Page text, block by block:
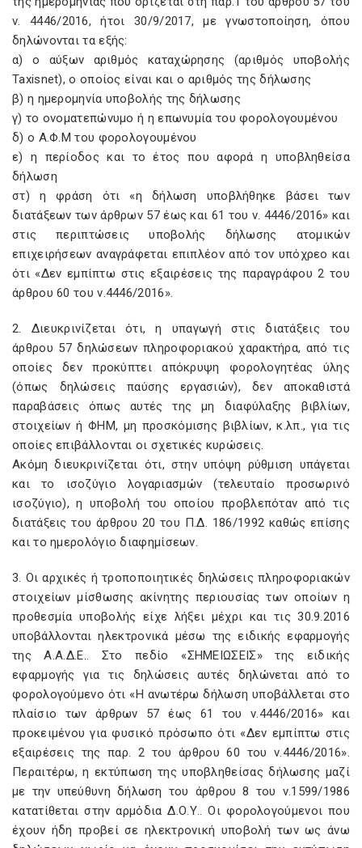
ν. 4446/2016, ήτοι 30/9/2017, με γνωστοποίηση, όπου
δηλώνονται τα εξής:
α) ο αύξων αριθμός καταχώρησης (αριθμός υποβολής
Taxisnet), ο οποίος είναι και ο αριθμός της δήλωσης
β) η ημερομηνία υποβολής της δήλωσης
γ) το ονοματεπώνυμο ή η επωνυμία του φορολογουμένου
δ) ο Α.Φ.Μ του φορολογουμένου
ε) η περίοδος και το έτος που αφορά η υποβληθείσα
δήλωση
στ) η φράση ότι «η δήλωση υποβλήθηκε βάσει των
διατάξεων των άρθρων 57 έως και 61 του ν. 4446/2016» και
στις περιπτώσεις υποβολής δήλωσης ατομικών
επιχειρήσεων αναγράφεται επιπλέον από τον υπόχρεο και
ότι «Δεν εμπίπτω στις εξαιρέσεις της παραγράφου 2 του
άρθρου 60 του ν.4446/2016».
2. Διευκρινίζεται ότι, η υπαγωγή στις διατάξεις του
άρθρου 57 δηλώσεων πληροφοριακού χαρακτήρα, από τις
οποίες δεν προκύπτει απόκρυψη φορολογητέας ύλης
(όπως δηλώσεις παύσης εργασιών), δεν αποκαθιστά
παραβάσεις όπως αυτές της μη διαφύλαξης βιβλίων,
στοιχείων ή ΦΗΜ, μη προσκόμισης βιβλίων, κ.λπ., για τις
οποίες επιβάλλονται οι σχετικές κυρώσεις.
Ακόμη διευκρινίζεται ότι, στην υπόψη ρύθμιση υπάγεται
και το ισοζύγιο λογαριασμών (τελευταίο προσωρινό
ισοζύγιο), η υποβολή του οποίου προβλεπόταν από τις
διατάξεις του άρθρου 20 του Π.Δ. 186/1992 καθώς επίσης
και το ημερολόγιο διαφημίσεων.
3. Οι αρχικές ή τροποποιητικές δηλώσεις πληροφοριακών
στοιχείων μίσθωσης ακίνητης περιουσίας των οποίων η
προθεσμία υποβολής είχε λήξει μέχρι και τις 30.9.2016
υποβάλλονται ηλεκτρονικά μέσω της ειδικής εφαρμογής
της Α.Α.Δ.Ε.. Στο πεδίο «ΣΗΜΕΙΩΣΕΙΣ» της ειδικής
εφαρμογής για τις δηλώσεις αυτές δηλώνεται από το
φορολογούμενο ότι «Η ανωτέρω δήλωση υποβάλλεται στο
πλαίσιο των άρθρων 57 έως 61 του ν.4446/2016» και
προκειμένου για φυσικό πρόσωπο ότι «Δεν εμπίπτω στις
εξαιρέσεις της παρ. 2 του άρθρου 60 του ν.4446/2016».
Περαιτέρω, η εκτύπωση της υποβληθείσας δήλωσης μαζί
με την υπεύθυνη δήλωση του άρθρου 8 του ν.1599/1986
κατατίθεται στην αρμόδια Δ.Ο.Υ.. Οι φορολογούμενοι που
έχουν ήδη προβεί σε ηλεκτρονική υποβολή των ως άνω